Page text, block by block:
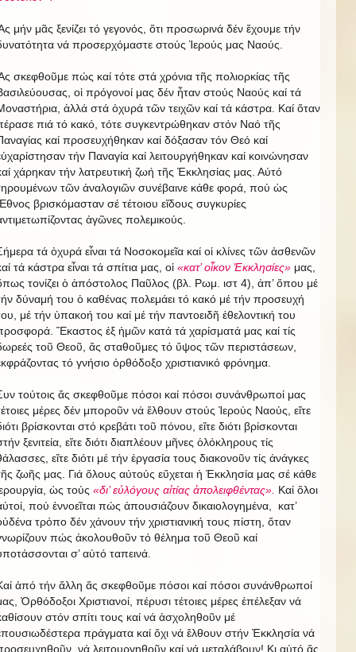
μήν μᾶς ξενίζει τό γεγονός, ὅτι προσωρινά δέν ἔχουμε τήν
νά προσερχόμαστε στούς Ἱερούς μας Ναούς.
σκεφθοῦμε πώς καί τότε στά χρόνια τῆς πολιορκίας τῆς
οἱ πρόγονοί μας δέν ἦταν στούς Ναούς καί τά
ἀλλά στά ὀχυρά τῶν τειχῶν καί τά κάστρα. Καί ὅταν
πιά τό κακό, τότε συγκεντρώθηκαν στόν Ναό τῆς
καί προσευχήθηκαν καί δόξασαν τόν Θεό καί
τήν Παναγία καί λειτουργήθηκαν καί κοινώνησαν
χάρηκαν τήν λατρευτική ζωή τῆς Ἐκκλησίας μας. Αὐτό
τῶν ἀναλογιῶν συνέβαινε κάθε φορά, πού ὡς
βρισκόμασταν σέ τέτοιου εἴδους συγκυρίες
ἀγῶνες πολεμικούς.
τά ὀχυρά εἶναι τά Νοσοκομεῖα καί οἱ κλίνες τῶν ἀσθενῶν
τά κάστρα εἶναι τά σπίτια μας, οἱ «κατ’ οἶκον Ἐκκλησίες» μας,
τονίζει ὁ ἀπόστολος Παῦλος (βλ. Ρωμ. ιστ 4), ἀπ’ ὅπου μέ
δύναμή του ὁ καθένας πολεμάει τό κακό μέ τήν προσευχή
μέ τήν ὑπακοή του καί μέ τήν παντοειδῆ ἐθελοντική του
Ἕκαστος ἐξ ἡμῶν κατά τά χαρίσματά μας καί τίς
τοῦ Θεοῦ, ἄς σταθοῦμες τό ὕψος τῶν περιστάσεων,
τό γνήσιο ὀρθόδοξο χριστιανικό φρόνημα.
τούτοις ἄς σκεφθοῦμε πόσοι καί πόσοι συνάνθρωποί μας
μέρες δέν μποροῦν νά ἔλθουν στούς Ἱερούς Ναούς, εἴτε
βρίσκονται στό κρεβάτι τοῦ πόνου, εἴτε διότι βρίσκονται
ξενιτεία, εἴτε διότι διαπλέουν μῆνες ὁλόκληρους τίς
εἴτε διότι μέ τήν ἐργασία τους διακονοῦν τίς ἀνάγκες
ζωῆς μας. Γιά ὅλους αὐτούς εὔχεται ἡ Ἐκκλησία μας σέ κάθε
ὡς τούς «δι’ εὐλόγους αἰτίας ἀπολειφθέντας». Καί ὅλοι
πού ἐννοεῖται πώς ἀπουσιάζουν δικαιολογημένα, κατ’
τρόπο δέν χάνουν τήν χριστιανική τους πίστη, ὅταν
πώς ἀκολουθοῦν τό θέλημα τοῦ Θεοῦ καί
σ’ αὐτό ταπεινά.
ἀπό τήν ἄλλη ἄς σκεφθοῦμε πόσοι καί πόσοι συνάνθρωποί
Ὀρθόδοξοι Χριστιανοί, πέρυσι τέτοιες μέρες ἐπέλεξαν νά
στόν σπίτι τους καί νά ἀσχοληθοῦν μέ
πράγματα καί ὄχι νά ἔλθουν στήν Ἐκκλησία νά
νά λειτουργηθοῦν καί νά μεταλάβουν! Κι αὐτό ἄς